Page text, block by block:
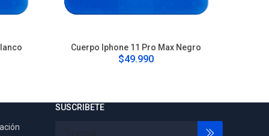
Cuerpo Iphone 11 Pro Max Negro
$49.990
SUSCRIBETE